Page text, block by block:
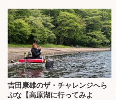
吉田康雄のザ・チャレンジへら
ぶな【高原湖に行ってみよ